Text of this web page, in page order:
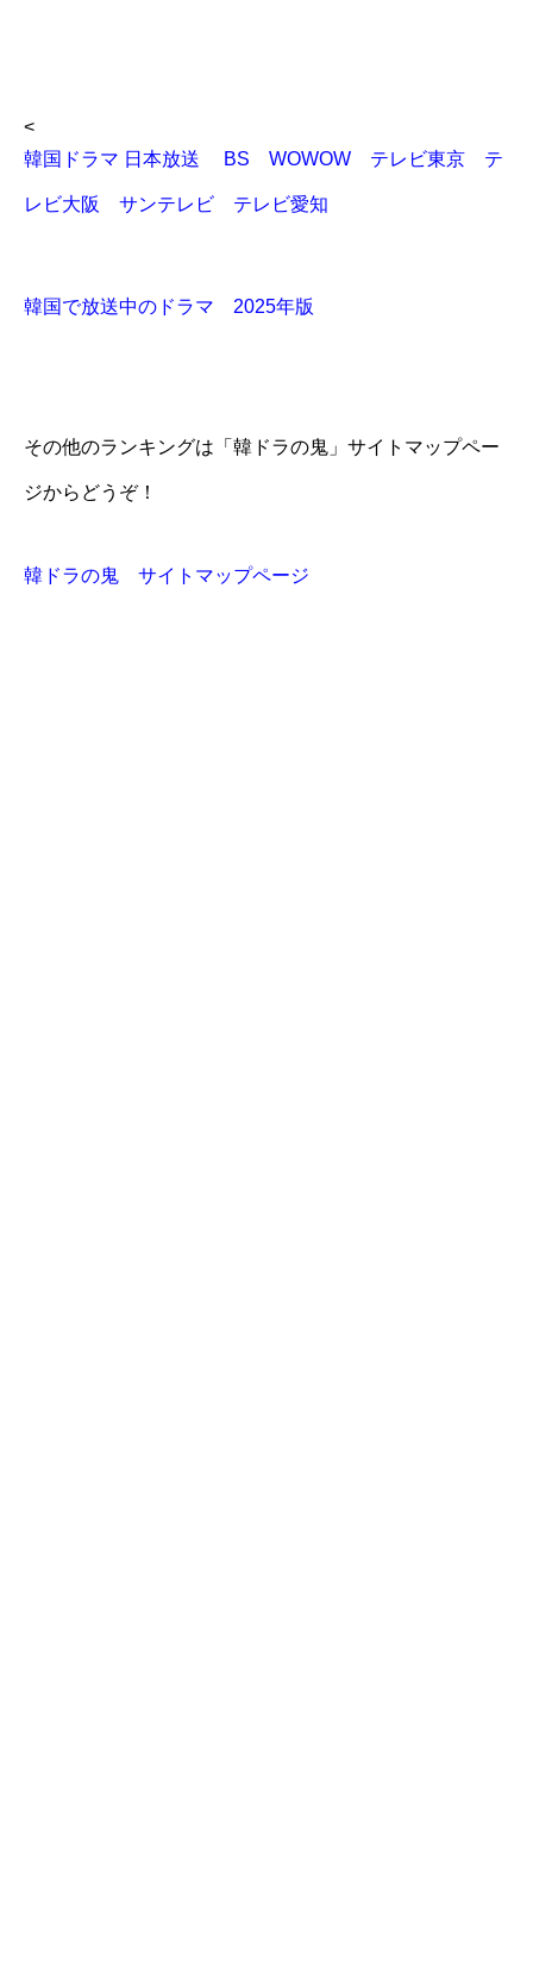
<
韓国ドラマ 日本放送 BS WOWOW テレビ東京 テ
レビ大阪 サンテレビ テレビ愛知
韓国で放送中のドラマ 2025年版
その他のランキングは「韓ドラの鬼」サイトマップペー
ジからどうぞ！
韓ドラの鬼 サイトマップページ